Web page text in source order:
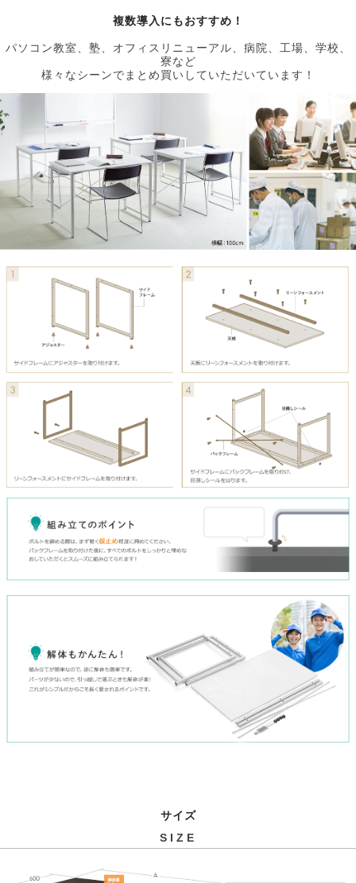
複数導入にもおすすめ！
パソコン教室、塾、オフィスリニューアル、病院、工場、学校、
寮など
様々なシーンでまとめ買いしていただいています！
サイズ
SIZE